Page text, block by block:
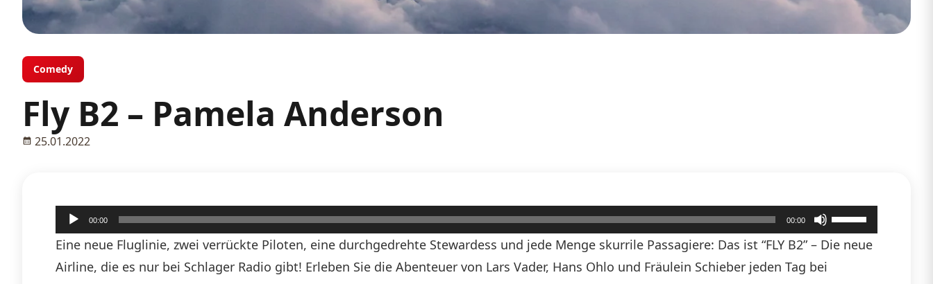
Comedy
Fly B2 – Pamela Anderson
25.01.2022
Audio-
Player
00:00 00:00
Pfeiltasten
Hoch/Runter
Eine neue Fluglinie, zwei verrückte Piloten, eine durchgedrehte Stewardess und jede Menge skurrile Passagiere: Das ist “FLY B2” – Die neue
Airline, die es nur bei Schlager Radio gibt! Erleben Sie die Abenteuer von Lars Vader, Hans Ohlo und Fräulein Schieber jeden Tag bei